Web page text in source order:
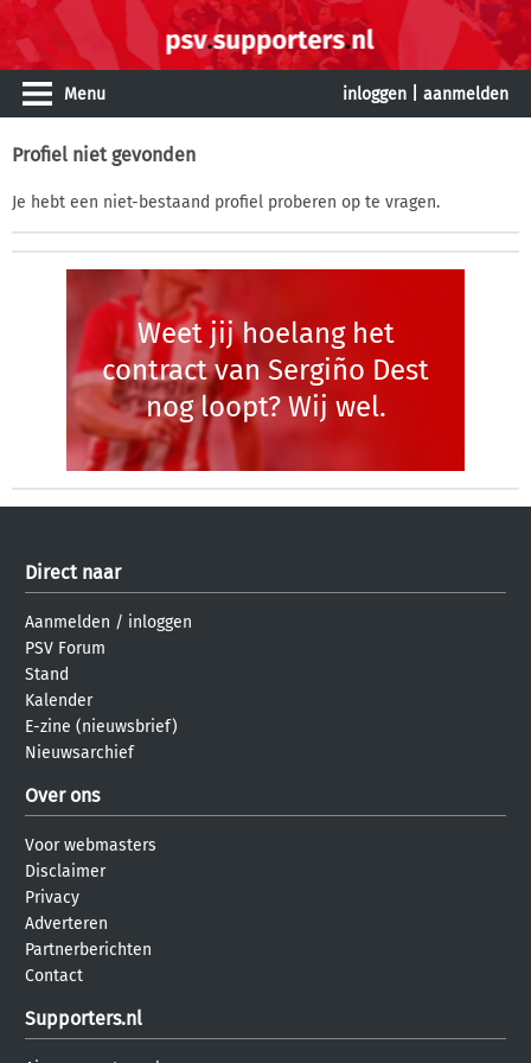
Menu inloggen aanmelden
Profiel niet gevonden
Je hebt een niet-bestaand profiel proberen op te vragen.
Weet jij hoelang het
contract van Sergiño Dest
nog loopt? Wij wel.
Direct naar
Aanmelden / inloggen
PSV Forum
Stand
Kalender
E-zine (nieuwsbrief)
Nieuwsarchief
Over ons
Voor webmasters
Disclaimer
Privacy
Adverteren
Partnerberichten
Contact
Supporters.nl